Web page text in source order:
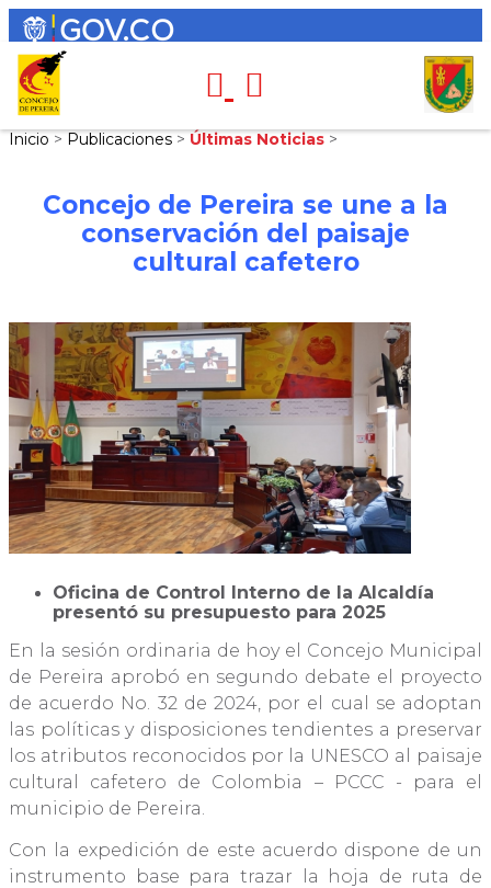
Inicio > Publicaciones > Últimas Noticias >
Concejo de Pereira se une a la
conservación del paisaje
cultural cafetero
Oficina de Control Interno de la Alcaldía
presentó su presupuesto para 2025
En la sesión ordinaria de hoy el Concejo Municipal
de Pereira aprobó en segundo debate el proyecto
de acuerdo No. 32 de 2024, por el cual se adoptan
las políticas y disposiciones tendientes a preservar
los atributos reconocidos por la UNESCO al paisaje
cultural cafetero de Colombia – PCCC - para el
municipio de Pereira.
Con la expedición de este acuerdo dispone de un
instrumento base para trazar la hoja de ruta de